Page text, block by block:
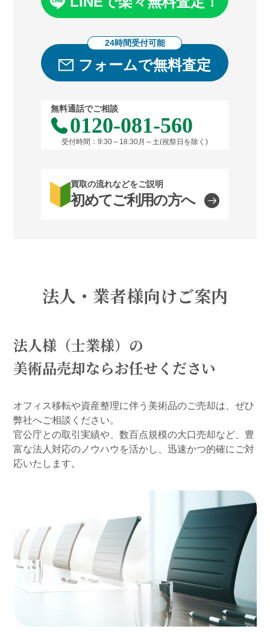
24時間受付可能
フォームで無料査定
無料通話でご相談
0120-081-560
受付時間：9:30～18:30月～土(祝祭日を除く)
買取の流れなどをご説明
初めてご利用の方へ
法人・業者様向けご案内
法人様（士業様）の
美術品売却ならお任せください
オフィス移転や資産整理に伴う美術品のご売却は、ぜひ
弊社へご相談ください。
官公庁との取引実績や、数百点規模の大口売却など、豊
富な法人対応のノウハウを活かし、迅速かつ的確にご対
応いたします。